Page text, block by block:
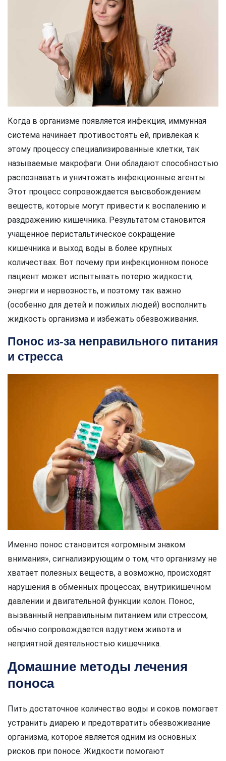
Когда в организме появляется инфекция, иммунная
система начинает противостоять ей, привлекая к
этому процессу специализированные клетки, так
называемые макрофаги. Они обладают способностью
распознавать и уничтожать инфекционные агенты.
Этот процесс сопровождается высвобождением
веществ, которые могут привести к воспалению и
раздражению кишечника. Результатом становится
учащенное перистальтическое сокращение
кишечника и выход воды в более крупных
количествах. Вот почему при инфекционном поносе
пациент может испытывать потерю жидкости,
энергии и нервозность, и поэтому так важно
(особенно для детей и пожилых людей) восполнить
жидкость организма и избежать обезвоживания.
Понос из-за неправильного питания
и стресса
Именно понос становится «огромным знаком
внимания», сигнализирующим о том, что организму не
хватает полезных веществ, а возможно, происходят
нарушения в обменных процессах, внутрикишечном
давлении и двигательной функции колон. Понос,
вызванный неправильным питанием или стрессом,
обычно сопровождается вздутием живота и
неприятной деятельностью кишечника.
Домашние методы лечения
поноса
Пить достаточное количество воды и соков помогает
устранить диарею и предотвратить обезвоживание
организма, которое является одним из основных
рисков при поносе. Жидкости помогают